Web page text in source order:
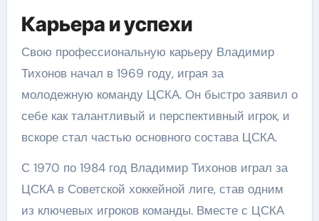
Карьера и успехи
Свою профессиональную карьеру Владимир
Тихонов начал в 1969 году, играя за
молодежную команду ЦСКА. Он быстро заявил о
себе как талантливый и перспективный игрок, и
вскоре стал частью основного состава ЦСКА.
С 1970 по 1984 год Владимир Тихонов играл за
ЦСКА в Советской хоккейной лиге, став одним
из ключевых игроков команды. Вместе с ЦСКА